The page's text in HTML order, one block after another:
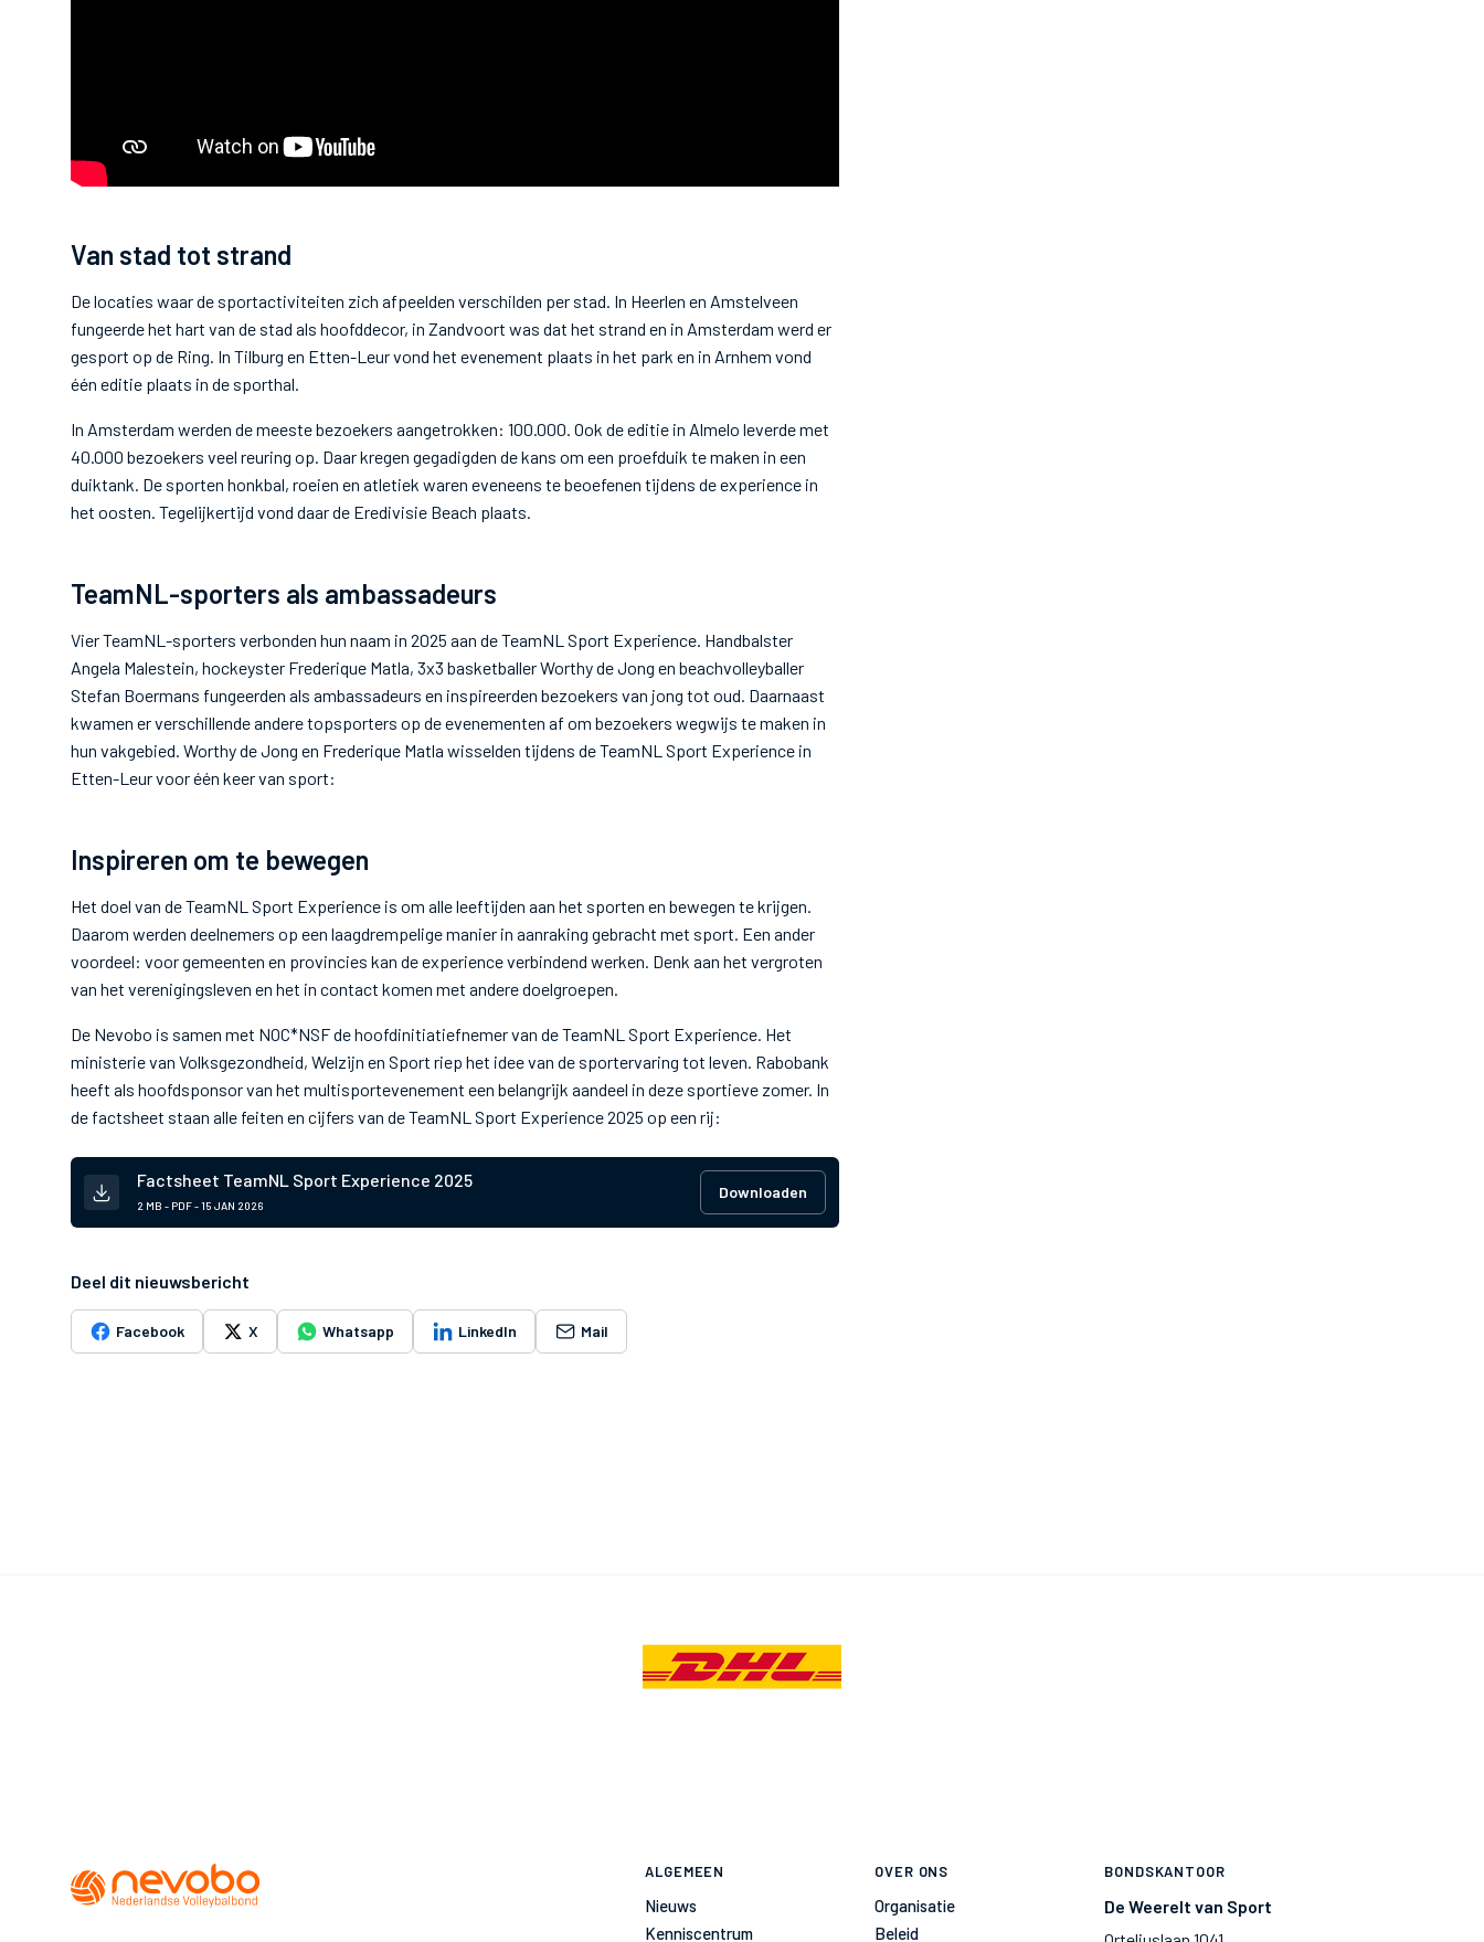
Van stad tot strand
De locaties waar de sportactiviteiten zich afpeelden verschilden per stad. In Heerlen en Amstelveen
fungeerde het hart van de stad als hoofddecor, in Zandvoort was dat het strand en in Amsterdam werd er
gesport op de Ring. In Tilburg en Etten-Leur vond het evenement plaats in het park en in Arnhem vond
één editie plaats in de sporthal.
In Amsterdam werden de meeste bezoekers aangetrokken: 100.000. Ook de editie in Almelo leverde met
40.000 bezoekers veel reuring op. Daar kregen gegadigden de kans om een proefduik te maken in een
duiktank. De sporten honkbal, roeien en atletiek waren eveneens te beoefenen tijdens de experience in
het oosten. Tegelijkertijd vond daar de Eredivisie Beach plaats.
TeamNL-sporters als ambassadeurs
Vier TeamNL-sporters verbonden hun naam in 2025 aan de TeamNL Sport Experience. Handbalster
Angela Malestein, hockeyster Frederique Matla, 3x3 basketballer Worthy de Jong en beachvolleyballer
Stefan Boermans fungeerden als ambassadeurs en inspireerden bezoekers van jong tot oud. Daarnaast
kwamen er verschillende andere topsporters op de evenementen af om bezoekers wegwijs te maken in
hun vakgebied. Worthy de Jong en Frederique Matla wisselden tijdens de TeamNL Sport Experience in
Etten-Leur voor één keer van sport:
Inspireren om te bewegen
Het doel van de TeamNL Sport Experience is om alle leeftijden aan het sporten en bewegen te krijgen.
Daarom werden deelnemers op een laagdrempelige manier in aanraking gebracht met sport. Een ander
voordeel: voor gemeenten en provincies kan de experience verbindend werken. Denk aan het vergroten
van het verenigingsleven en het in contact komen met andere doelgroepen.
De Nevobo is samen met NOC*NSF de hoofdinitiatiefnemer van de TeamNL Sport Experience. Het
ministerie van Volksgezondheid, Welzijn en Sport riep het idee van de sportervaring tot leven. Rabobank
heeft als hoofdsponsor van het multisportevenement een belangrijk aandeel in deze sportieve zomer. In
de factsheet staan alle feiten en cijfers van de TeamNL Sport Experience 2025 op een rij:
Factsheet TeamNL Sport Experience 2025
2 MB - PDF -15 JAN 2026
Downloaden
Deel dit nieuwsbericht
Facebook X Whatsapp LinkedIn Mail
ALGEMEEN
Nieuws
Kenniscentrum
OVER ONS
Organisatie
Beleid
BONDSKANTOOR
De Weerelt van Sport